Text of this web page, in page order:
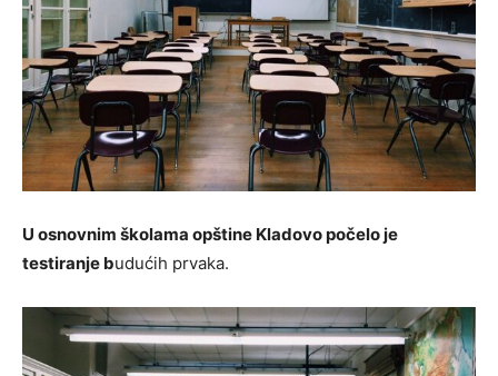
U osnovnim školama opštine Kladovo počelo je
testiranje budućih prvaka.